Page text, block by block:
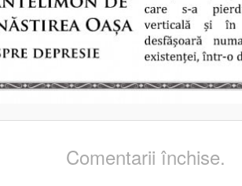
Comentarii închise.